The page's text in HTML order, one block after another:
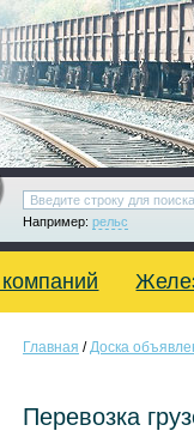
Например: рельс
Главная /Доска
Перевозка